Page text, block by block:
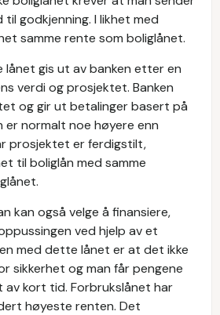
til godkjenning. I likhet med
samme rente som boliglånet.
lånet gis ut av banken etter en
verdi og prosjektet. Banken
og gir ut betalinger basert på
er normalt noe høyere enn
prosjektet er ferdigstilt,
til boliglån med samme
kan også velge å finansiere,
ved hjelp av et
med dette lånet er at det ikke
sikkerhet og man får pengene
av kort tid. Forbrukslånet har
høyeste renten. Det